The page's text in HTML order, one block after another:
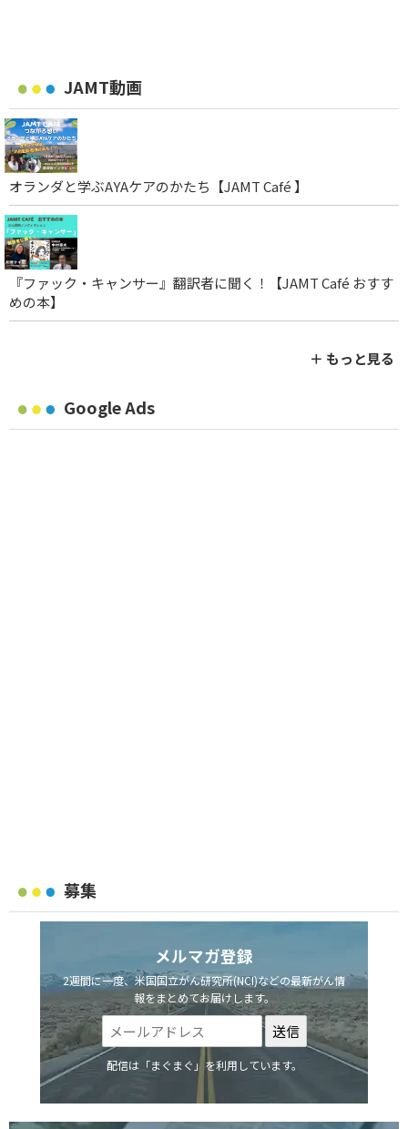
JAMT動画
オランダと学ぶAYAケアのかたち【JAMT Café 】
『ファック・キャンサー』翻訳者に聞く！【JAMT Café おすす
めの本】
＋ もっと見る
Google Ads
募集
メルマガ登録
2週間に一度、米国国立がん研究所(NCI)などの最新がん情
報をまとめてお届けします。
配信は「まぐまぐ」を利用しています。